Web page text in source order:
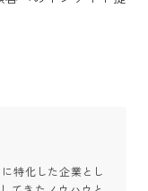
特化した企業とし